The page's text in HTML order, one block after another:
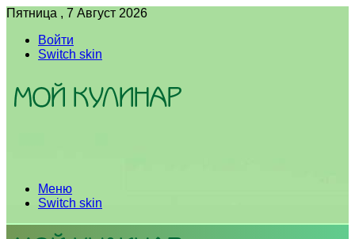
Пятница , 7 Август 2026
Войти
Switch skin
Меню
Switch skin